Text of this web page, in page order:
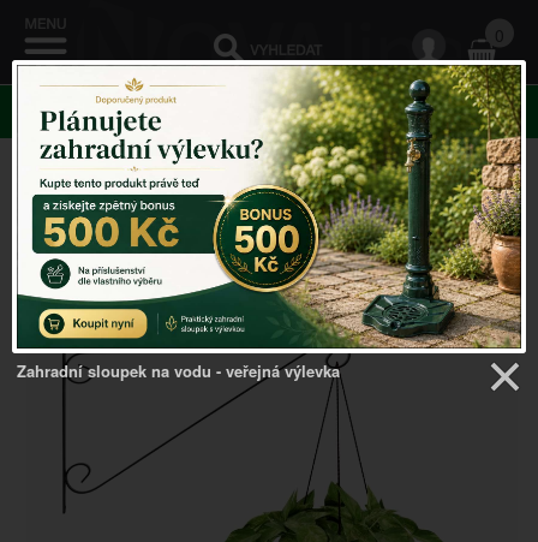
0
KATEGORIE
Venkovský domov ->RETRO KONZOLE->
Konzola
kovová 48,1 x 32,3 cm se závěsem velikost XL
Zahradní sloupek na vodu - veřejná výlevka